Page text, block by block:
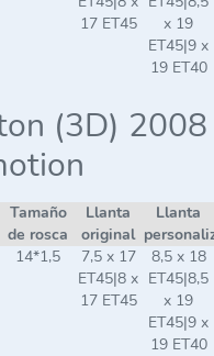
17 ET45
x 19
ET45|9 x
19 ET40
(3D) 2008
Tamaño
de rosca
Llanta
original
Llanta
14*1,5
7,5 x 17
ET45|8 x
17 ET45
8,5 x 18
ET45|8,5
x 19
ET45|9 x
19 ET40